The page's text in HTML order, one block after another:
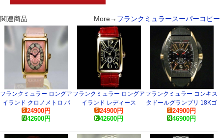
関連商品 More→ フランクミュラースーパーコピー
フランクミュラー ロングア
イランド クロノメトロ パ
ステルピンク
902QZCMETRO コピー 腕
24900円
42600円
フランクミュラー ロングア
イランド レディース
900S6 時計
24900円
42600円
フランクミュラー コンキス
タドールグランプリ 18Kゴ
ールド 8900CCJ_5N スー
パーコピー 時計
24900円
46900円